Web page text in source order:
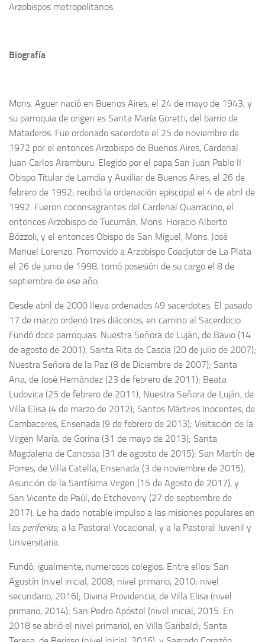
Arzobispos metropolitanos.
Biografía
Mons. Aguer nació en Buenos Aires, el 24 de mayo de 1943, y
su parroquia de origen es Santa María Goretti, del barrio de
Mataderos. Fue ordenado sacerdote el 25 de noviembre de
1972 por el entonces Arzobispo de Buenos Aires, Cardenal
Juan Carlos Aramburu. Elegido por el papa San Juan Pablo II
Obispo Titular de Lamdia y Auxiliar de Buenos Aires, el 26 de
febrero de 1992; recibió la ordenación episcopal el 4 de abril de
1992. Fueron coconsagrantes del Cardenal Quarracino, el
entonces Arzobispo de Tucumán, Mons. Horacio Alberto
Bózzoli, y el entonces Obispo de San Miguel, Mons. José
Manuel Lorenzo. Promovido a Arzobispo Coadjutor de La Plata
el 26 de junio de 1998, tomó posesión de su cargo el 8 de
septiembre de ese año.
Desde abril de 2000 lleva ordenados 49 sacerdotes. El pasado
17 de marzo ordenó tres diáconos, en camino al Sacerdocio.
Fundó doce parroquias: Nuestra Señora de Luján, de Bavio (14
de agosto de 2001); Santa Rita de Cascia (20 de julio de 2007);
Nuestra Señora de la Paz (8 de Diciembre de 2007); Santa
Ana, de José Hernández (23 de febrero de 2011); Beata
Ludovica (25 de febrero de 2011); Nuestra Señora de Luján, de
Villa Elisa (4 de marzo de 2012); Santos Mártires Inocentes, de
Cambaceres, Ensenada (9 de febrero de 2013); Visitación de la
Virgen María, de Gorina (31 de mayo de 2013); Santa
Magdalena de Canossa (31 de agosto de 2015); San Martín de
Porres, de Villa Catella, Ensenada (3 de noviembre de 2015);
Asunción de la Santísima Virgen (15 de Agosto de 2017), y
San Vicente de Paúl, de Etcheverry (27 de septiembre de
2017). Le ha dado notable impulso a las misiones populares en
las periferias; a la Pastoral Vocacional, y a la Pastoral Juvenil y
Universitaria.
Fundó, igualmente, numerosos colegios. Entre ellos: San
Agustín (nivel inicial, 2008; nivel primario, 2010; nivel
secundario, 2016); Divina Providencia, de Villa Elisa (nivel
primario, 2014); San Pedro Apóstol (nivel inicial, 2015. En
2018 se abrió el nivel primario), en Villa Garibaldi; Santa